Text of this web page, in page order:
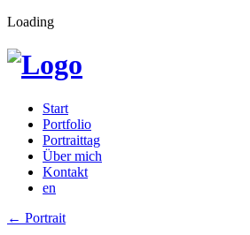
Loading
Start
Portfolio
Portraittag
Über mich
Kontakt
en
← Portrait